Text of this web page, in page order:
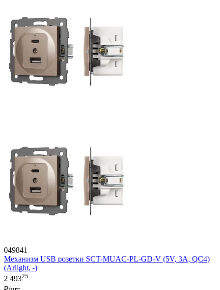
049841
Механизм USB розетки SCT-MUAC-PL-GD-V (5V, 3A, QC4)
(Arlight, -)
2 49325